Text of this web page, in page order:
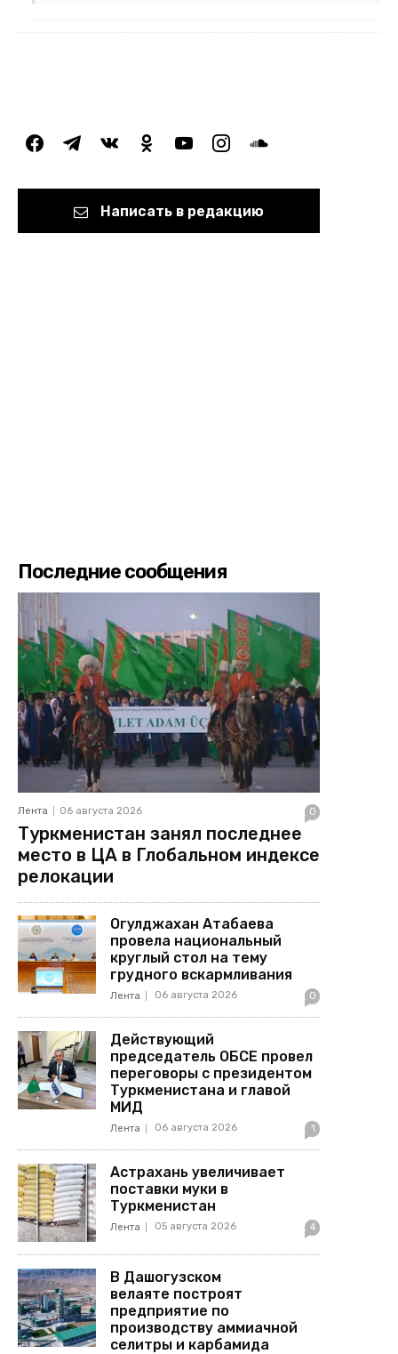
facebooktelegramvkontakteodnoklassniki
youtubeinstagramsoundcloud
Написать в редакцию
Последние сообщения
Лента 06 августа 2026 0
Туркменистан занял последнее
место в ЦА в Глобальном индексе
релокации
Огулджахан Атабаева
провела национальный
круглый стол на тему
грудного вскармливания
Лента 06 августа 2026 0
Действующий
председатель ОБСЕ провел
переговоры с президентом
Туркменистана и главой
МИД
Лента 06 августа 2026 1
Астрахань увеличивает
поставки муки в
Туркменистан
Лента 05 августа 2026 4
В Дашогузском
велаяте построят
предприятие по
производству аммиачной
селитры и карбамида